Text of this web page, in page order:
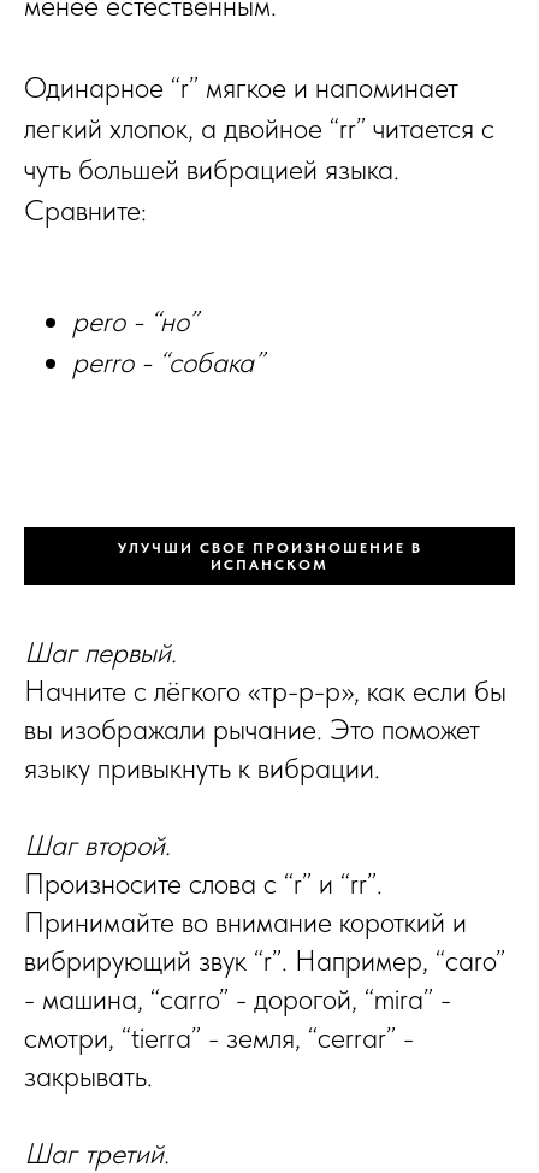
Одинарное “r” мягкое и напоминает
легкий хлопок, а двойное “rr” читается с
чуть большей вибрацией языка.
Сравните:
pero - “но”
perro - “собака”
УЛУЧШИ СВОЕ ПРОИЗНОШЕНИЕ В
ИСПАНСКОМ
Шаг первый.
Начните с лёгкого «тр-р-р», как если бы
вы изображали рычание. Это поможет
языку привыкнуть к вибрации.
Шаг второй.
Произносите слова с “r” и “rr”.
Принимайте во внимание короткий и
вибрирующий звук “r”. Например, “caro”
- машина, “carro” - дорогой, “mira” -
смотри, “tierra” - земля, “cerrar” -
закрывать.
Шаг третий.